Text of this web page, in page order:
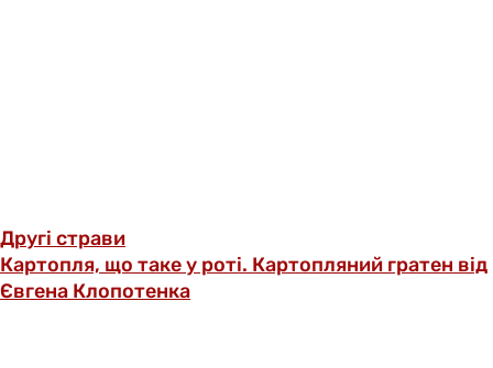
Другі страви
Картопля, що таке у роті. Картопляний гратен від
Євгена Клопотенка